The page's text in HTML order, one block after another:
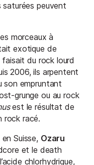
saturées peuvent
morceaux à
exotique de
du rock lourd
2006, ils arpentent
son empruntant
grunge ou au rock
est le résultat de
rock racé.
Suisse, Ozaru
et le death
chlorhydrique,